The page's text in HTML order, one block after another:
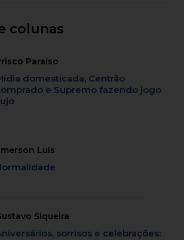
colunas
Paraíso
domesticada, Centrão
e Supremo fazendo jogo
Luis
Siqueira
sorrisos e celebrações: